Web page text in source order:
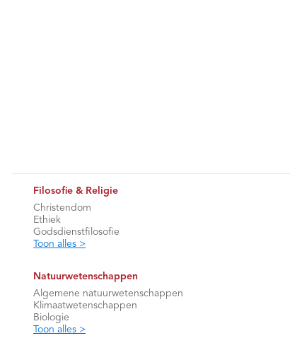
Filosofie & Religie
Christendom
Ethiek
Godsdienstfilosofie
Toon alles >
Natuurwetenschappen
Algemene natuurwetenschappen
Klimaatwetenschappen
Biologie
Toon alles >